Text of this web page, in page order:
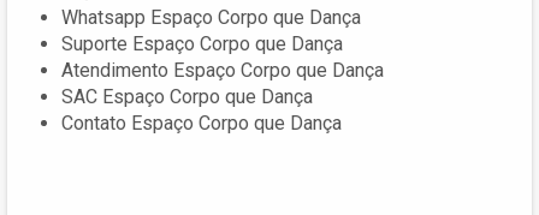
Whatsapp Espaço Corpo que Dança
Suporte Espaço Corpo que Dança
Atendimento Espaço Corpo que Dança
SAC Espaço Corpo que Dança
Contato Espaço Corpo que Dança